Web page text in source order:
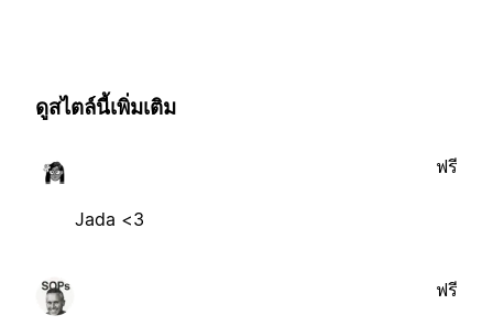
ดูสไตล์นี้เพิ่มเติม
Jada <3
ฟรี
ฟรี